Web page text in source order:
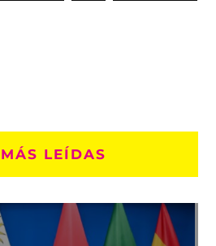
LEÍDAS